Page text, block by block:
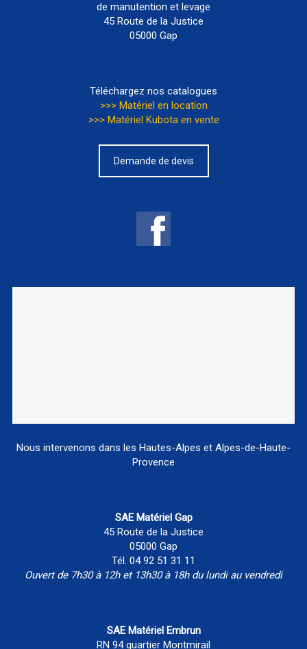
de manutention et levage
45 Route de la Justice
05000 Gap
Téléchargez nos catalogues
>>> Matériel en location
>>> Matériel Kubota en vente
Demande de devis
Nous intervenons dans les Hautes-Alpes et Alpes-de-Haute-
Provence
SAE Matériel Gap
45 Route de la Justice
05000 Gap
Tél. 04 92 51 31 11
Ouvert de 7h30 à 12h et 13h30 à 18h du lundi au vendredi
SAE Matériel Embrun
RN 94 quartier Montmirail